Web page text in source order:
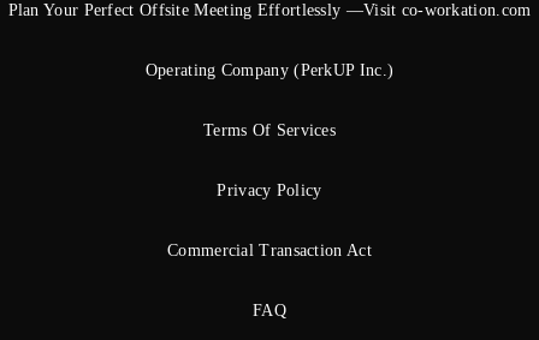
Plan Your Perfect Offsite Meeting Effortlessly —Visit co-workation.com
Operating Company (PerkUP Inc.)
Terms Of Services
Privacy Policy
Commercial Transaction Act
FAQ